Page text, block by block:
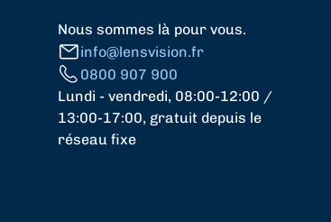
Nous sommes là pour vous.
info@lensvision.fr
0800 907 900
Lundi - vendredi, 08:00-12:00 /
13:00-17:00, gratuit depuis le
réseau fixe